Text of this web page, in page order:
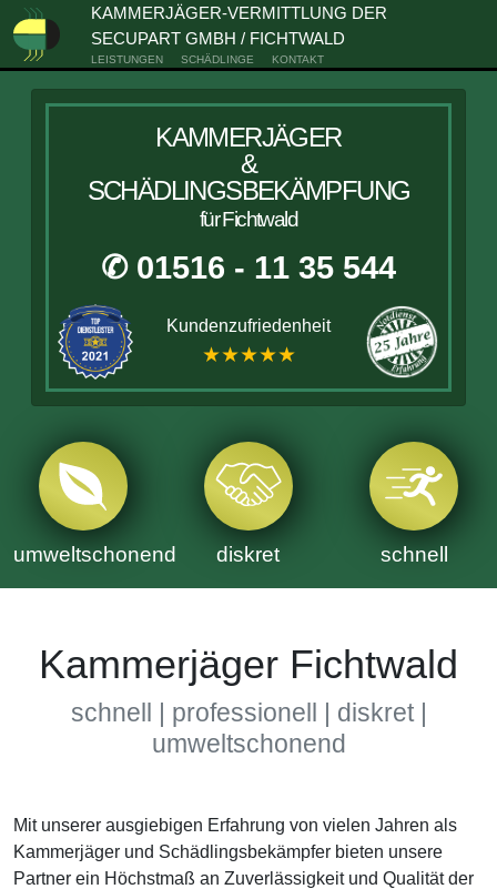
KAMMERJÄGER-VERMITTLUNG DER
SECUPART GMBH / FICHTWALD
LEISTUNGEN SCHÄDLINGE KONTAKT
KAMMERJÄGER
&
SCHÄDLINGSBEKÄMPFUNG
für Fichtwald
✆ 01516 - 11 35 544
Kundenzufriedenheit
★★★★★
umweltschonend diskret schnell
Kammerjäger Fichtwald
schnell | professionell | diskret |
umweltschonend
Mit unserer ausgiebigen Erfahrung von vielen Jahren als
Kammerjäger und Schädlingsbekämpfer bieten unsere
Partner ein Höchstmaß an Zuverlässigkeit und Qualität der